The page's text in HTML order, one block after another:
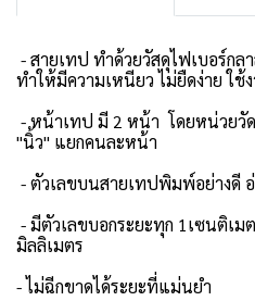
- สายเทป ทำด้วยวัสดุไฟเบอร์กล
ทำให้มีความเหนียว ไม่ยืดง่าย ใ
- หน้าเทป มี 2 หน้า โดยหน่วยวั
"นิ้ว" แยกคนละหน้า
- ตัวเลขบนสายเทปพิมพ์อย่างดี
- มีตัวเลขบอกระยะทุก 1เซนติเ
มิลลิเมตร
- ไม่ฉีกขาดได้ระยะที่แม่นยำ